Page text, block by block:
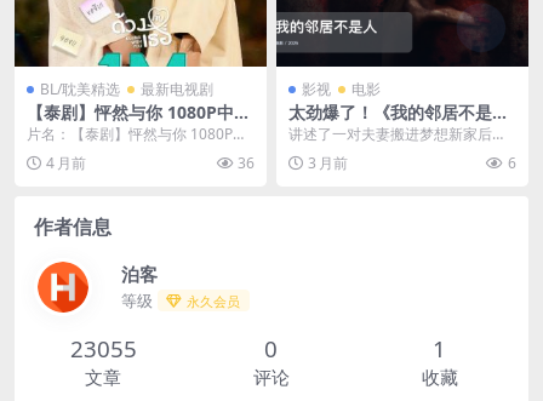
BL/耽美精选 最新电视剧
【泰剧】怦然与你 1080P中文
字幕 夸克网盘保存（2026）
同性 夸克网盘保存
片名：【泰剧】怦然与你 1080P中
文字幕 夸克网盘保存（2026） 同
性 夸克...
4 月前 36
影视 电影
太劲爆了！《我的邻居不是
人》 2025 中文字幕 未删减 限
时转存
讲述了一对夫妻搬进梦想新家后的
惊魂经历，事业有成的销售主管阿
文与怀孕的妻子，本以...
3 月前 6
作者信息
泊客
等级 永久会员
23055
文章
0
评论
1
收藏